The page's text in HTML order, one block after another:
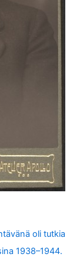
oli tutkia
1938–1944.